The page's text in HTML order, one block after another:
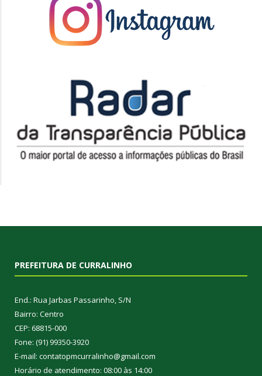
PREFEITURA DE CURRALINHO
End.: Rua Jarbas Passarinho, S/N
Bairro: Centro
CEP: 68815-000
Fone: (91) 99350-3920
E-mail: contatopmcurralinho@gmail.com
Horário de atendimento: 08:00 às 14:00